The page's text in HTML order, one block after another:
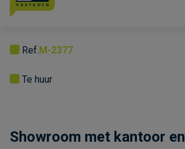
Riemekaai 75
Ref. M-2377
Te huur
Showroom met kantoor en